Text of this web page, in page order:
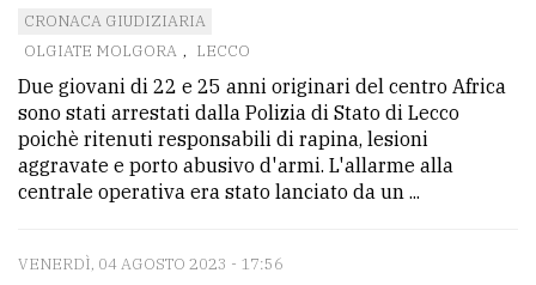
CRONACA GIUDIZIARIA
OLGIATE MOLGORA , LECCO
Due giovani di 22 e 25 anni originari del centro Africa
sono stati arrestati dalla Polizia di Stato di Lecco
poichè ritenuti responsabili di rapina, lesioni
aggravate e porto abusivo d'armi. L'allarme alla
centrale operativa era stato lanciato da un ...
VENERDÌ, 04 AGOSTO 2023 - 17:56